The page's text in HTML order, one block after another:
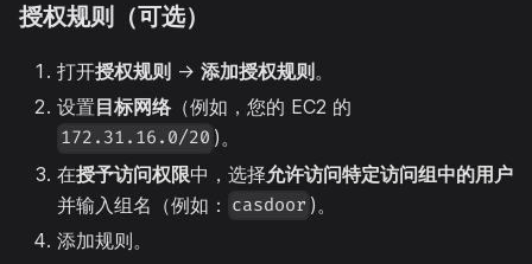
授权规则（可选）
打开授权规则 → 添加授权规则。
设置目标网络（例如，您的 EC2 的
172.31.16.0/20 )。
在授予访问权限中，选择允许访问特定访问组中的用户
并输入组名（例如： casdoor )。
添加规则。